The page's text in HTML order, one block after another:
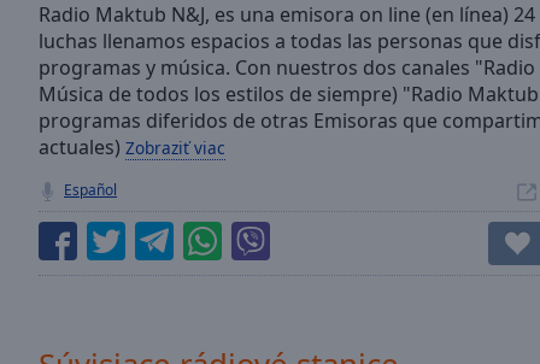
TypeLIVE
Seek to
live,
currently
behind
LIVE
Remaining
Playback
Radio Maktub N&J, es una emisora on line (en línea)
luchas llenamos espacios a todas las personas que
programas y música. Con nuestros dos canales
Música de todos los estilos de siempre) "Radio
programas diferidos de otras Emisoras que
actuales) Zobraziť viac
Español